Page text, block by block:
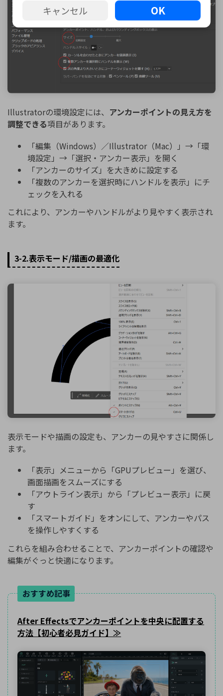
Illustratorの環境設定には、 アンカーポイントの見え方を
調整できる項目があります。
「編集（Windows）／Illustrator（Mac）」→「環
境設定」→「選択・アンカー表示」を開く
「アンカーのサイズ」を大きめに設定する
「複数のアンカーを選択時にハンドルを表示」にチ
ェックを入れる
これにより、アンカーやハンドルがより見やすく表示され
ます。
3-2.表示モード/描画の最適化
表示モードや描画の設定も、アンカーの見やすさに関係し
ます。
「表示」メニューから「GPUプレビュー」を選び、
画面描画をスムーズにする
「アウトライン表示」から「プレビュー表示」に戻
す
「スマートガイド」をオンにして、アンカーやパス
を操作しやすくする
これらを組み合わせることで、アンカーポイントの確認や
編集がぐっと快適になります。
おすすめ記事
After Effectsでアンカーポイントを中央に配置する
方法【初心者必見ガイド】≫
キャンセル OK